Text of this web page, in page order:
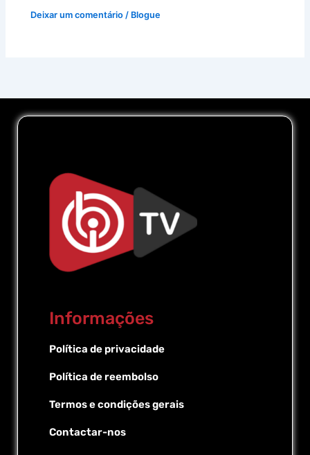
Deixar um comentário / Blogue
Informações
Política de privacidade
Política de reembolso
Termos e condições gerais
Contactar-nos